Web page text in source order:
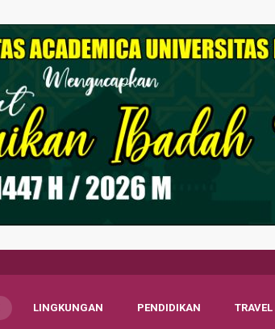
LINGKUNGAN PENDIDIKAN TRAVEL